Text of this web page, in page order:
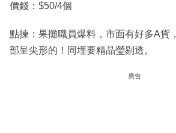
價錢：$50/4個
點揀：果攤職員爆料，市面有好多A貨
部呈尖形的！同埋要精晶瑩剔透。
廣告